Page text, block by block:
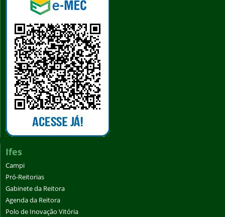
Ifes
Campi
Pró-Reitorias
Gabinete da Reitora
Agenda da Reitora
Polo de Inovação Vitória